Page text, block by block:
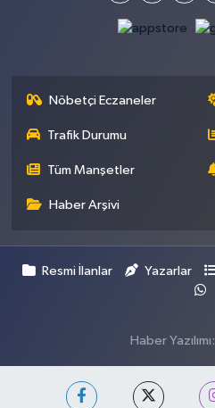
Nöbetçi Eczaneler
Trafik Durumu
Tüm Manşetler
Haber Arşivi
Resmi İlanlar Yazarlar
Haber Yazılımı: